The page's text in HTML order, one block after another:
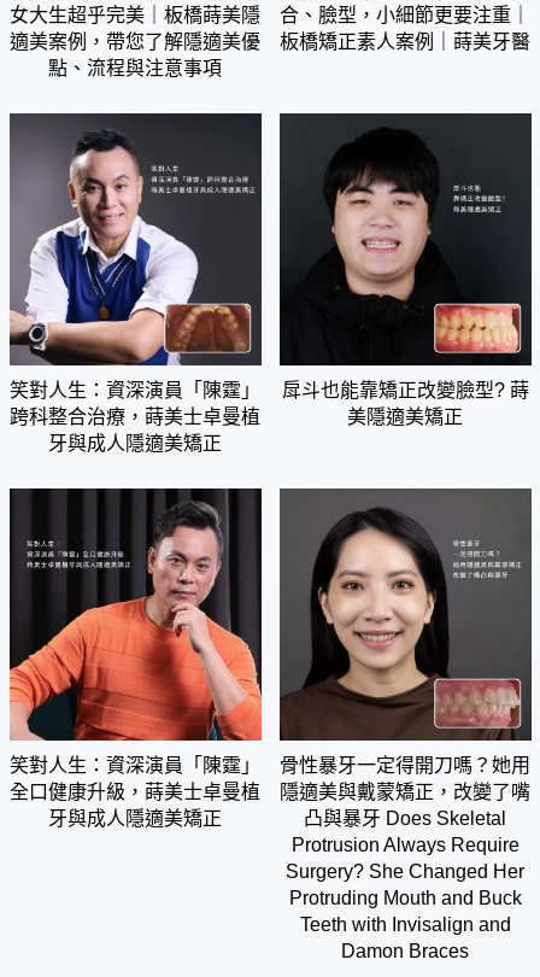
女大生超乎完美｜板橋蒔美隱
適美案例，帶您了解隱適美優
點、流程與注意事項
合、臉型，小細節更要注重｜
板橋矯正素人案例｜蒔美牙醫
笑對人生：資深演員「陳霆」
跨科整合治療，蒔美士卓曼植
牙與成人隱適美矯正
戽斗也能靠矯正改變臉型? 蒔
美隱適美矯正
笑對人生：資深演員「陳霆」
全口健康升級，蒔美士卓曼植
牙與成人隱適美矯正
骨性暴牙一定得開刀嗎？她用
隱適美與戴蒙矯正，改變了嘴
凸與暴牙 Does Skeletal
Protrusion Always Require
Surgery? She Changed Her
Protruding Mouth and Buck
Teeth with Invisalign and
Damon Braces